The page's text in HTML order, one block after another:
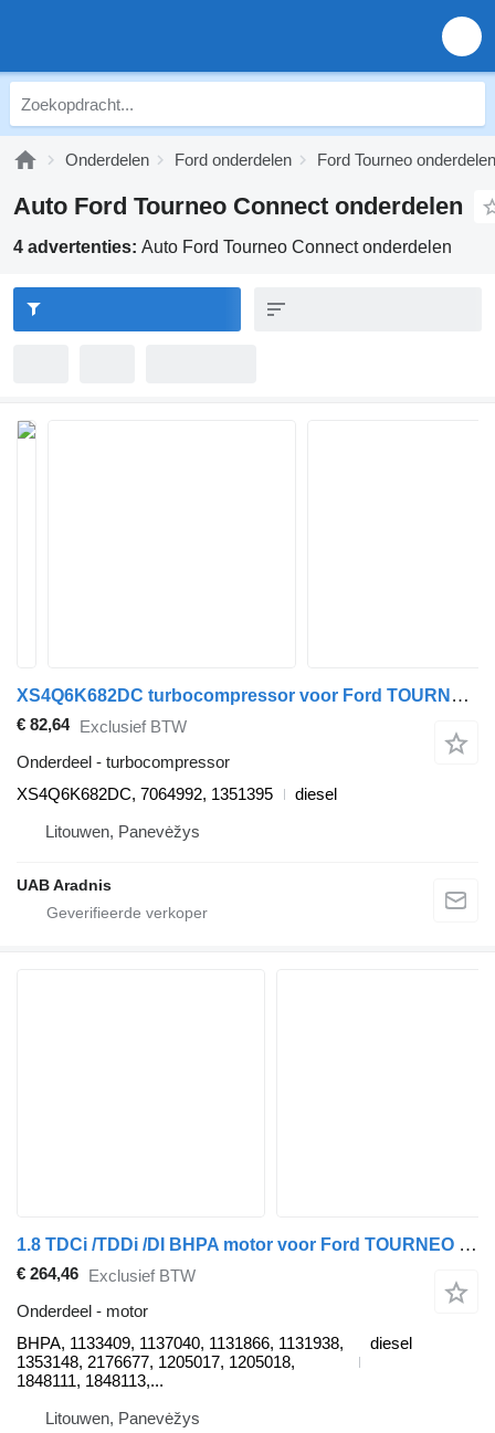
Onderdelen Ford onderdelen Ford Tourneo onderdelen
Auto Ford Tourneo Connect onderdelen
4 advertenties: Auto Ford Tourneo Connect onderdelen
XS4Q6K682DC turbocompressor voor Ford TOURNEO CONNECT auto
€ 82,64 Exclusief BTW
Onderdeel - turbocompressor
XS4Q6K682DC, 7064992, 1351395
diesel
Litouwen, Panevėžys
UAB Aradnis
1.8 TDCi /TDDi /DI BHPA motor voor Ford TOURNEO CONNECT auto
€ 264,46 Exclusief BTW
Onderdeel - motor
BHPA, 1133409, 1137040, 1131866, 1131938,
1353148, 2176677, 1205017, 1205018,
1848111, 1848113,...
diesel
Litouwen, Panevėžys